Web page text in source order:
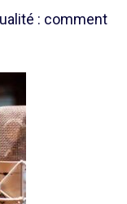
: comment